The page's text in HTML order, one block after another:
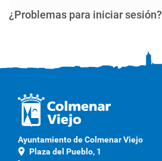
¿Problemas para iniciar sesión?
Ayuntamiento de Colmenar Viejo
location_on Plaza del Pueblo, 1